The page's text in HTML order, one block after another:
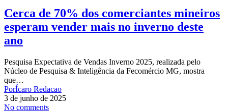
Cerca de 70% dos comerciantes mineiros
esperam vender mais no inverno deste
ano
Pesquisa Expectativa de Vendas Inverno 2025, realizada pelo
Núcleo de Pesquisa & Inteligência da Fecomércio MG, mostra
que…
PorÍcaro Redacao
3 de junho de 2025
No comments